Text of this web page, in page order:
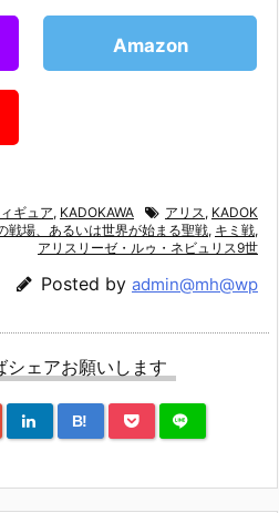
Amazon
ギュア, KADOKAWA アリス , KADOK
戦場、あるいは世界が始まる聖戦, キミ戦,
アリスリーゼ・ルゥ・ネビュリス9世
Posted by admin@mh@wp
シェアお願いします
B!